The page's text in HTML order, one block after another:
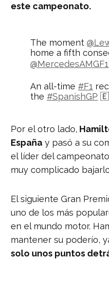
este campeonato.
The moment
home a fifth
@MercedesAMGF1
An all-time #F1
the #SpanishGP
of the standings
pic.twitter.com/
— Formula 1 (@F1)
Por el otro lado,
España y pasó a su
el líder del
muy complicado
El siguiente Gran
uno de los más
en el mundo motor.
mantener su poderío,
solo unos puntos